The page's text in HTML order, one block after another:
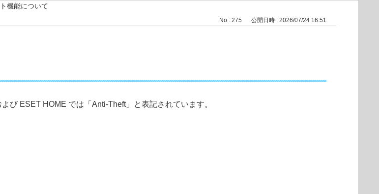
機能について
No : 275 公開日時 : 2026/07/24 16:51
び ESET HOME では「Anti-Theft」と表記されています。